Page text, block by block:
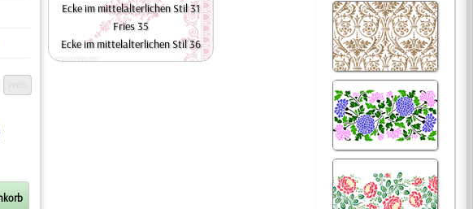
Ecke im mittelalterlichen Stil 31
Fries 35
Ecke im mittelalterlichen Stil 36